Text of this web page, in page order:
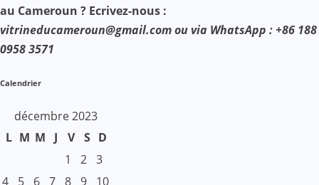
au Cameroun ? Ecrivez-nous :
vitrineducameroun@gmail.com ou via WhatsApp : +86 188
0958 3571
Calendrier
décembre 2023
L M M J V S D
1
2 3
4
5 6 7 8 9 10